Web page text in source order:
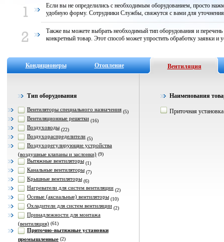
Если вы не определились с необходимым оборудованием, просто
удобную форму. Сотрудники Службы, свяжутся с вами для
Также вы можете выбрать необходимый тип оборудования и
конкретный товар. Этот способ может упростить обработку заявки и
Кондиционеры Отопление Вентиляция
Тип оборудования
Вентиляторы специального назначения (5)
Вентиляционные решетки (16)
Воздуховоды (22)
Воздухораспределители (5)
Воздухорегулирующие устройства
(воздушные клапаны и заслонки) (9)
Вытяжные вентиляторы (1)
Канальные вентиляторы (7)
Крышные вентиляторы (6)
Нагреватели для систем вентиляции (2)
Осевые (аксиальные) вентиляторы (10)
Охладители для систем вентиляции (2)
Принадлежности для монтажа
(вентиляция) (61)
Приточно-вытяжные установки
промышленные (2)
Наименования
Приточная